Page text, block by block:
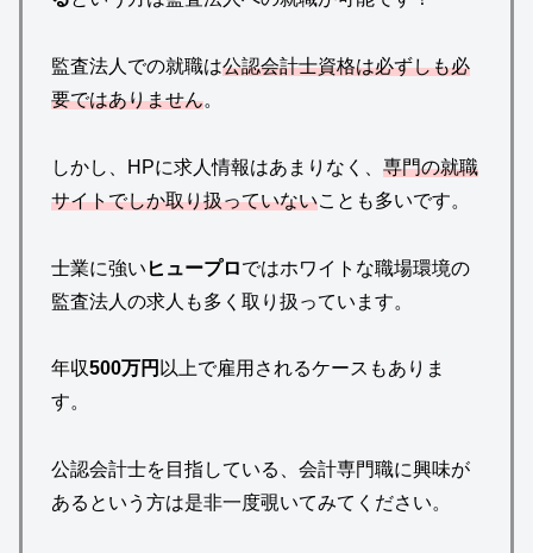
監査法人での就職は公認会計士資格は必ずしも必
要ではありません。
しかし、HPに求人情報はあまりなく、 専門の就職
サイトでしか取り扱っていないことも多いです。
士業に強い ヒュープロではホワイトな職場環境の
監査法人の求人も多く取り扱っています。
年収500万円 以上で雇用されるケースもありま
す。
公認会計士を目指している、会計専門職に興味が
あるという方は是非一度覗いてみてください。